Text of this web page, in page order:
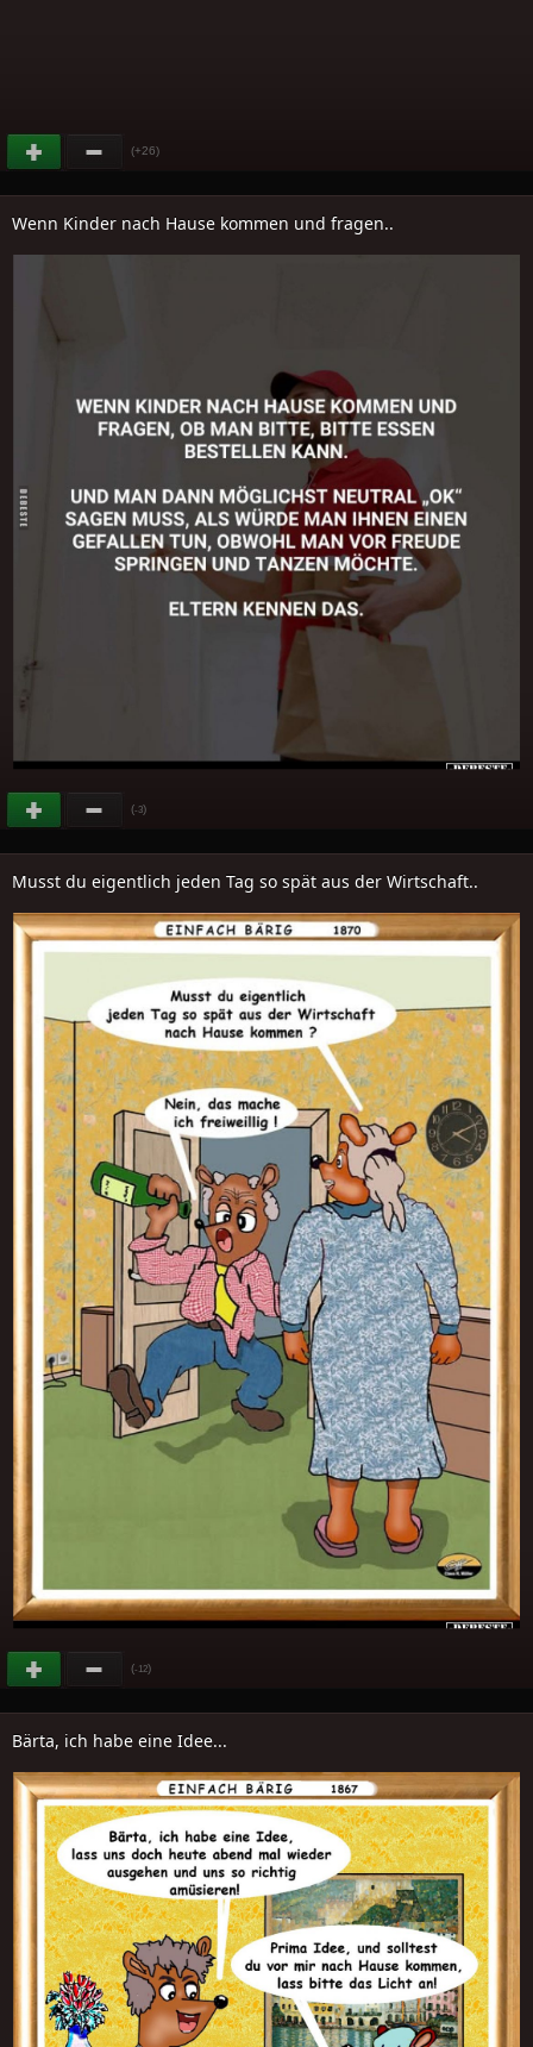
(+26)
Wenn Kinder nach Hause kommen und fragen..
(-3)
Musst du eigentlich jeden Tag so spät aus der Wirtschaft..
(-12)
Bärta, ich habe eine Idee...